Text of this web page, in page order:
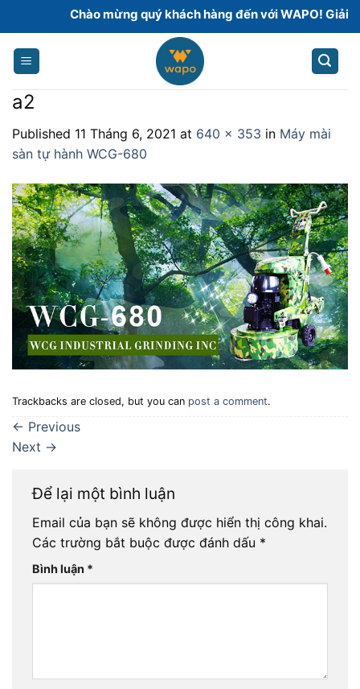
to
content
Chào mừng quý khách hàng đến với WAPO! Giải
a2
Published 11 Tháng 6, 2021 at 640 × 353 in Máy mài
sàn tự hành WCG-680
Trackbacks are closed, but you can post a comment.
← Previous
Next →
Để lại một bình luận
Email của bạn sẽ không được hiển thị công khai.
Các trường bắt buộc được đánh dấu *
Bình luận *